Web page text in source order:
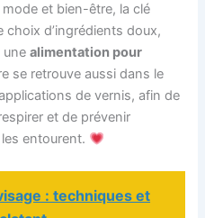
et bien-être, la clé
d’ingrédients doux,
unealimentation pour
se retrouve aussi dans le
de vernis, afin de
et de prévenir
entourent.
: techniques et